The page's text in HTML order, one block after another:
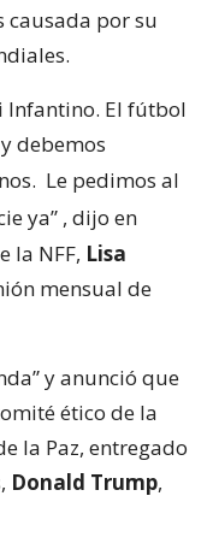
causada por su
Infantino. El fútbol
debemos
Le pedimos al
ya” , dijo en
la NFF, Lisa
mensual de
y anunció que
ético de la
la Paz, entregado
Donald Trump,